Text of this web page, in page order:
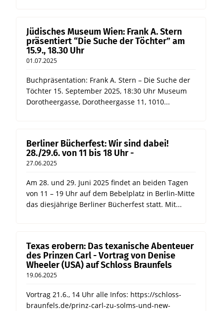
Jüdisches Museum Wien: Frank A. Stern
präsentiert “Die Suche der Töchter” am
15.9., 18.30 Uhr
01.07.2025
Buchpräsentation: Frank A. Stern – Die Suche der
Töchter 15. September 2025, 18:30 Uhr Museum
Dorotheergasse, Dorotheergasse 11, 1010...
Berliner Bücherfest: Wir sind dabei!
28./29.6. von 11 bis 18 Uhr -
27.06.2025
Am 28. und 29. Juni 2025 findet an beiden Tagen
von 11 – 19 Uhr auf dem Bebelplatz in Berlin-Mitte
das diesjährige Berliner Bücherfest statt. Mit...
Texas erobern: Das texanische Abenteuer
des Prinzen Carl - Vortrag von Denise
Wheeler (USA) auf Schloss Braunfels
19.06.2025
Vortrag 21.6., 14 Uhr alle Infos: https://schloss-
braunfels.de/prinz-carl-zu-solms-und-new-